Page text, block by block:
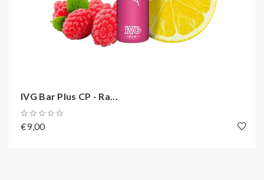
Füllmenge: 2 ml
Nikotinsalz: 20 mg / ml
Akkukapazität: 500 mAh
Soft-Touch-Oberflächenbeschichtung
Bis zu 800 Züge dampfen
IVG Bar Plus CP - Ra...
€9,00